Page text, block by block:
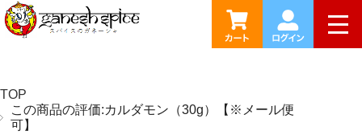
TOP
この商品の評価:カルダモン（30g）【※メール便
可】